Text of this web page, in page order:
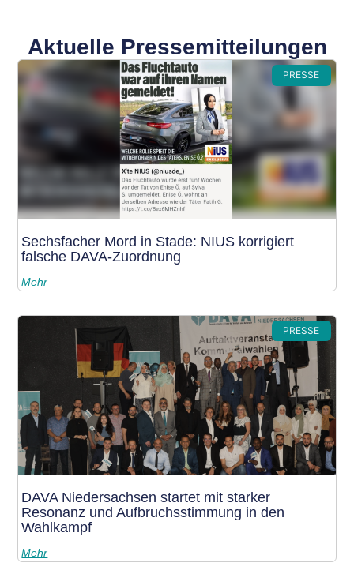
Aktuelle Pressemitteilungen
PRESSE
Sechsfacher Mord in Stade: NIUS korrigiert
falsche DAVA-Zuordnung
Mehr
PRESSE
DAVA Niedersachsen startet mit starker
Resonanz und Aufbruchsstimmung in den
Wahlkampf
Mehr